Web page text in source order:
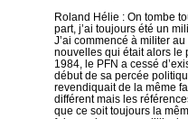
Roland Hélie : On tombe
part, j’ai toujours été un
J’ai commencé à militer
nouvelles qui était alors le
1984, le PFN a cessé
début de sa percée
revendiquait de la même
différent mais les
que ce soit toujours la